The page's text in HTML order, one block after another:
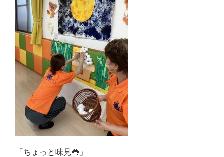
「ちょっと味見👅」